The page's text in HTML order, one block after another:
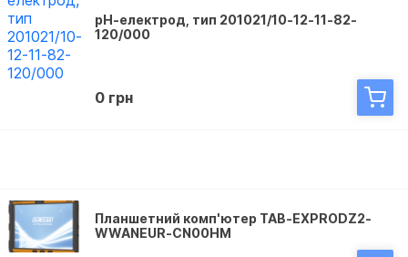
рН-електрод, тип 201021/10-12-11-82-
120/000
0 грн
Планшетний комп'ютер TAB-EXPRODZ2-
WWANEUR-CN00HM